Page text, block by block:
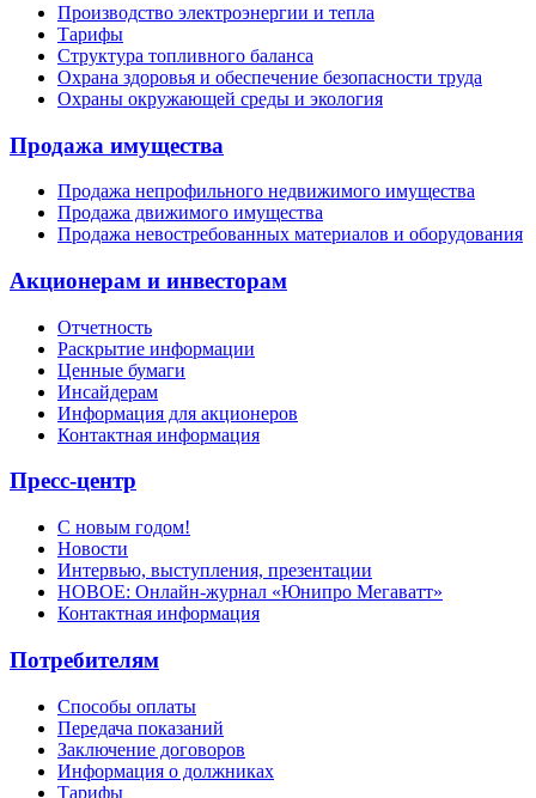
Производство электроэнергии и тепла
Тарифы
Структура топливного баланса
Охрана здоровья и обеспечение безопасности труда
Охраны окружающей среды и экология
Продажа имущества
Продажа непрофильного недвижимого имущества
Продажа движимого имущества
Продажа невостребованных материалов и оборудования
Акционерам и инвесторам
Отчетность
Раскрытие информации
Ценные бумаги
Инсайдерам
Информация для акционеров
Контактная информация
Пресс-центр
С новым годом!
Новости
Интервью, выступления, презентации
НОВОЕ: Онлайн-журнал «Юнипро Мегаватт»
Контактная информация
Потребителям
Способы оплаты
Передача показаний
Заключение договоров
Информация о должниках
Тарифы